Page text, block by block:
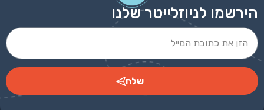
הירשמו לניוזלייטר שלנו
שלח